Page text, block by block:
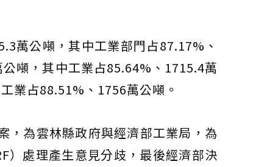
萬公噸，其中工業部門占87.17%、
噸，其中工業占85.64%、1715.4萬
業占88.51%、1756萬公噸。
，為雲林縣政府與經濟部工業局，為
）處理產生意見分歧，最後經濟部決